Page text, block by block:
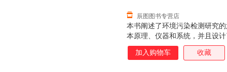
本书阐述了环境污染检测研究
本原理、仪器和系统，并且设
统。本书分为上、下两篇，上
的设计、基于可调谐激光的
辰图图书专营店
加入购物车 收藏